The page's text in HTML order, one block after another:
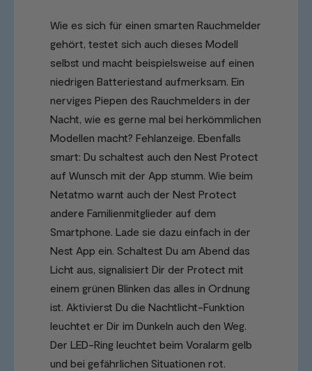
Wie es sich für einen smarten Rauchmelder
gehört, testet sich auch dieses Modell
selbst und macht beispielsweise auf einen
niedrigen Batteriestand aufmerksam. Ein
nerviges Piepen des Rauchmelders in der
Nacht, wie es gerne mal bei herkömmlichen
Modellen macht? Fehlanzeige. Ebenfalls
smart: Du schaltest auch den Nest Protect
auf Wunsch mit der App stumm. Wie beim
Netatmo warnt auch der Nest Protect
andere Familienmitglieder auf dem
Smartphone. Lade sie dazu einfach in der
Nest App ein. Schaltest Du am Abend das
Licht aus, signalisiert Dir der Protect mit
einem grünen Blinken das alles in Ordnung
ist. Aktivierst Du die Nachtlicht-Funktion
leuchtet er Dir im Dunkeln auch den Weg.
Der LED-Ring leuchtet beim Voralarm gelb
und bei gefährlichen Situationen rot.